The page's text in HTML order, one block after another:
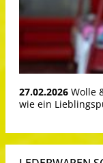
27.02.2026 Wolle
wie ein